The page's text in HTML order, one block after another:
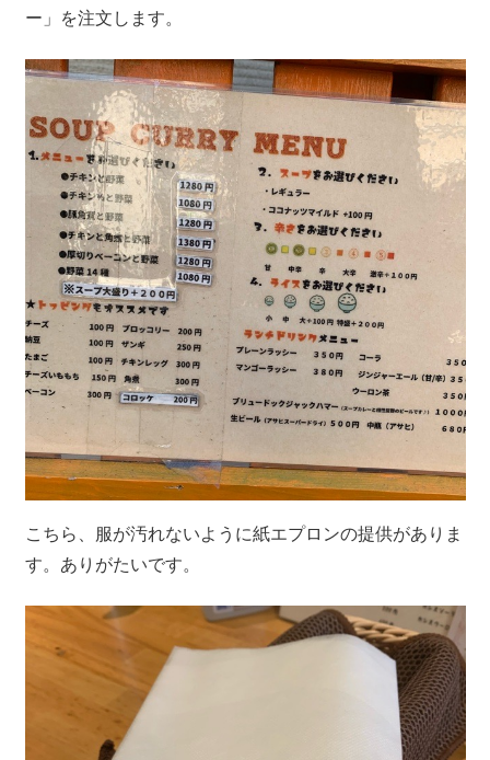
ー」を注文します。
こちら、服が汚れないように紙エプロンの提供がありま
す。ありがたいです。